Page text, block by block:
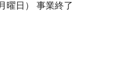
曜日） 事業終了